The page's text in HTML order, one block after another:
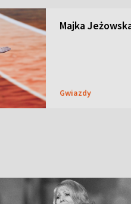
Majka
Gwiazdy